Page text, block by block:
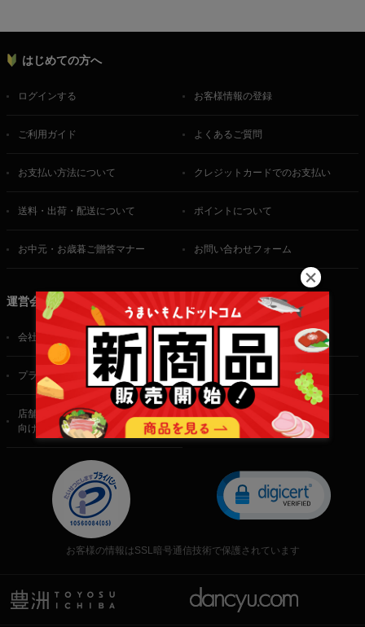
はじめての方へ
ログインする お客様情報の登録
ご利用ガイド よくあるご質問
お支払い方法について クレジットカードでのお支払い
送料・出荷・配送について ポイントについて
お中元・お歳暮ご贈答マナー お問い合わせフォーム
運営会社
会社概要 ご利用規約
プライバシーポリシー 特定商取引法に基づく表記
店舗・法人・生産者様
向けのお問い合わせ
お客様の情報はSSL暗号通信技術で保護されています